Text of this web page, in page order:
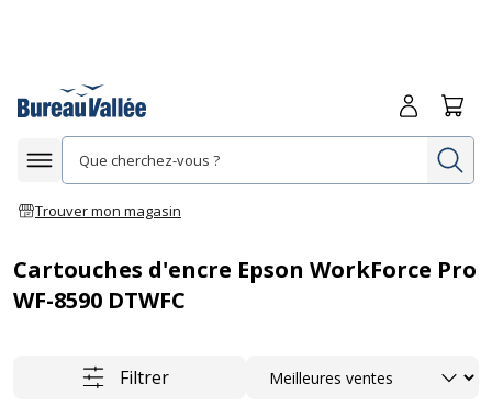
Afficher la navigation
Trouver mon magasin
Me
Cartouches d'encre Epson WorkForce Pro
WF-8590 DTWFC
Filtrer Trier